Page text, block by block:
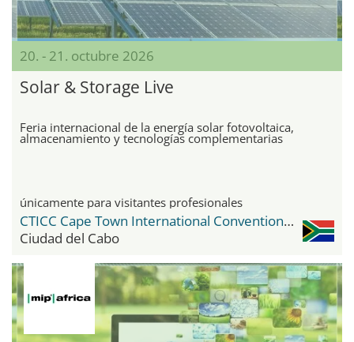
20. - 21. octubre 2026
Solar & Storage Live
Feria internacional de la energía solar fotovoltaica,
almacenamiento y tecnologías complementarias
únicamente para visitantes profesionales
CTICC Cape Town International Convention Center
Ciudad del Cabo